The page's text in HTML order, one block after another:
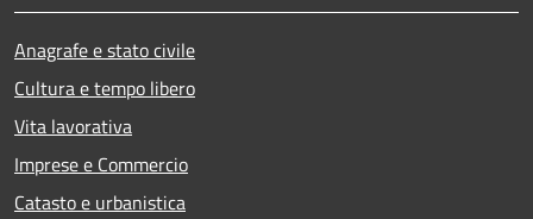
Anagrafe e stato civile
Cultura e tempo libero
Vita lavorativa
Imprese e Commercio
Catasto e urbanistica